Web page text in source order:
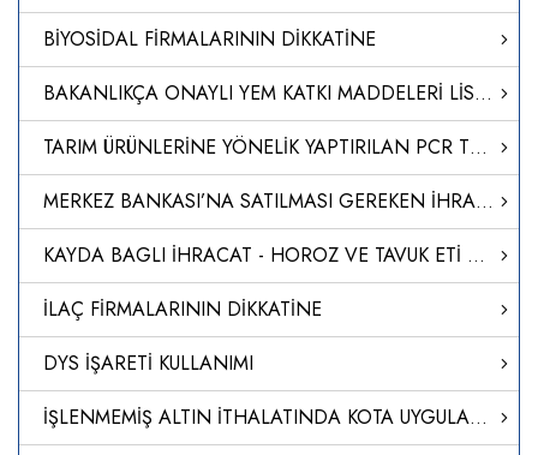
BİYOSİDAL FİRMALARININ DİKKATİNE
BAKANLIKÇA ONAYLI YEM KATKI MADDELERİ LİSTESİ GÜNCELLENDİ
TARIM ÜRÜNLERİNE YÖNELİK YAPTIRILAN PCR TESTLERİ
MERKEZ BANKASI’NA SATILMASI GEREKEN İHRACAT DÖVİZ GELİRİ ORANI YÜZDE 30'A İNDİRİLDİ
KAYDA BAGLI İHRACAT - HOROZ VE TAVUK ETİ KAYIT UYGULAMASI HK.
İLAÇ FİRMALARININ DİKKATİNE
DYS İŞARETİ KULLANIMI
İŞLENMEMİŞ ALTIN İTHALATINDA KOTA UYGULAMASI